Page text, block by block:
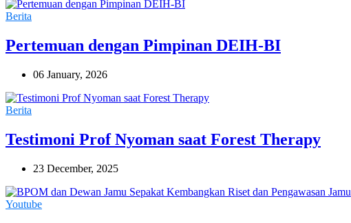
Berita
Pertemuan dengan Pimpinan DEIH-BI
06 January, 2026
Berita
Testimoni Prof Nyoman saat Forest Therapy
23 December, 2025
Youtube